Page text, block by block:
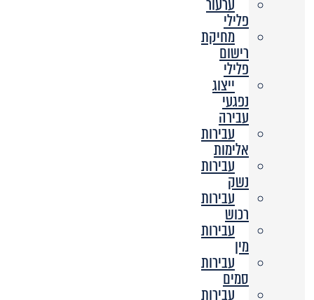
פלילי
מחיקת
רישום
פלילי
ייצוג
נפגעי
עבירה
עבירות
אלימות
עבירות
נשק
עבירות
רכוש
עבירות
מין
עבירות
סמים
עבירות